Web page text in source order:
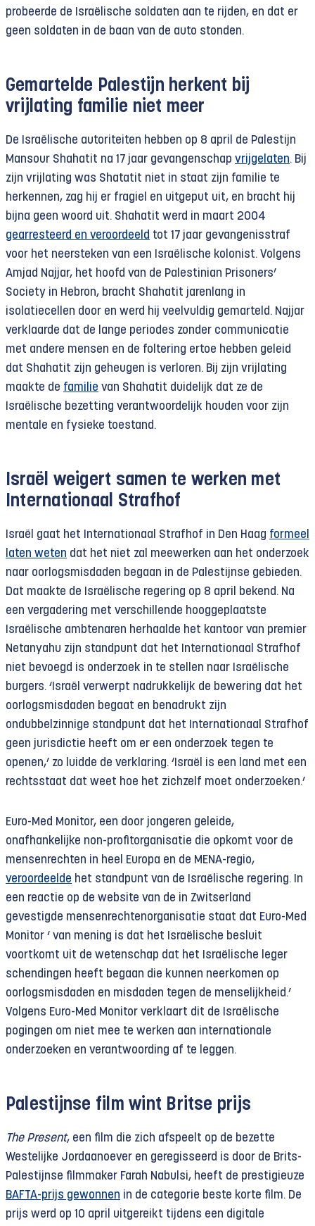
probeerde de Israëlische soldaten aan te rijden, en dat er
geen soldaten in de baan van de auto stonden.
Gemartelde Palestijn herkent bij
vrijlating familie niet meer
De Israëlische autoriteiten hebben op 8 april de Palestijn
Mansour Shahatit na 17 jaar gevangenschap vrijgelaten. Bij
zijn vrijlating was Shatatit niet in staat zijn familie te
herkennen, zag hij er fragiel en uitgeput uit, en bracht hij
bijna geen woord uit. Shahatit werd in maart 2004
gearresteerd en veroordeeld tot 17 jaar gevangenisstraf
voor het neersteken van een Israëlische kolonist. Volgens
Amjad Najjar, het hoofd van de Palestinian Prisoners’
Society in Hebron, bracht Shahatit jarenlang in
isolatiecellen door en werd hij veelvuldig gemarteld. Najjar
verklaarde dat de lange periodes zonder communicatie
met andere mensen en de foltering ertoe hebben geleid
dat Shahatit zijn geheugen is verloren. Bij zijn vrijlating
maakte de familie van Shahatit duidelijk dat ze de
Israëlische bezetting verantwoordelijk houden voor zijn
mentale en fysieke toestand.
Israël weigert samen te werken met
Internationaal Strafhof
Israël gaat het Internationaal Strafhof in Den Haag formeel
laten weten dat het niet zal meewerken aan het onderzoek
naar oorlogsmisdaden begaan in de Palestijnse gebieden.
Dat maakte de Israëlische regering op 8 april bekend. Na
een vergadering met verschillende hooggeplaatste
Israëlische ambtenaren herhaalde het kantoor van premier
Netanyahu zijn standpunt dat het Internationaal Strafhof
niet bevoegd is onderzoek in te stellen naar Israëlische
burgers. ‘Israël verwerpt nadrukkelijk de bewering dat het
oorlogsmisdaden begaat en benadrukt zijn
ondubbelzinnige standpunt dat het Internationaal Strafhof
geen jurisdictie heeft om er een onderzoek tegen te
openen,’ zo luidde de verklaring. ‘Israël is een land met een
rechtsstaat dat weet hoe het zichzelf moet onderzoeken.’
Euro-Med Monitor, een door jongeren geleide,
onafhankelijke non-profitorganisatie die opkomt voor de
mensenrechten in heel Europa en de MENA-regio,
veroordeelde het standpunt van de Israëlische regering. In
een reactie op de website van de in Zwitserland
gevestigde mensenrechtenorganisatie staat dat Euro-Med
Monitor ‘ van mening is dat het Israëlische besluit
voortkomt uit de wetenschap dat het Israëlische leger
schendingen heeft begaan die kunnen neerkomen op
oorlogsmisdaden en misdaden tegen de menselijkheid.’
Volgens Euro-Med Monitor verklaart dit de Israëlische
pogingen om niet mee te werken aan internationale
onderzoeken en verantwoording af te leggen.
Palestijnse film wint Britse prijs
The Present, een film die zich afspeelt op de bezette
Westelijke Jordaanoever en geregisseerd is door de Brits-
Palestijnse filmmaker Farah Nabulsi, heeft de prestigieuze
BAFTA-prijs gewonnen in de categorie beste korte film. De
prijs werd op 10 april uitgereikt tijdens een digitale